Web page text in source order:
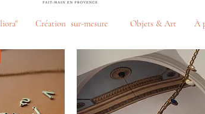
Création sur-mesure Objets & Art À